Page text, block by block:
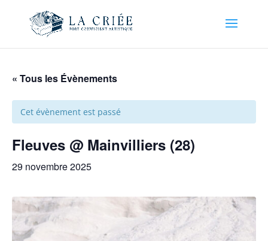
« Tous les Évènements
Cet évènement est passé
Fleuves @ Mainvilliers (28)
29 novembre 2025